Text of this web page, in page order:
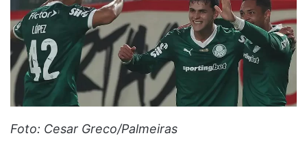
Foto: Cesar Greco/Palmeiras